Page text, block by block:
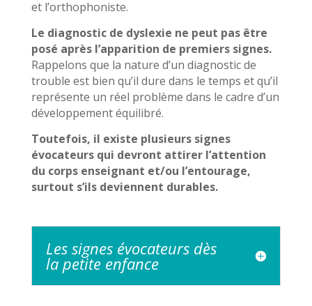
et l’orthophoniste.
Le diagnostic de dyslexie ne peut pas être
posé après l’apparition de premiers signes.
Rappelons que la nature d’un diagnostic de
trouble est bien qu’il dure dans le temps et qu’il
représente un réel problème dans le cadre d’un
développement équilibré.
Toutefois, il existe plusieurs signes
évocateurs qui devront attirer l’attention
du corps enseignant et/ou l’entourage,
surtout s’ils deviennent durables.
Les signes évocateurs dès
la petite enfance